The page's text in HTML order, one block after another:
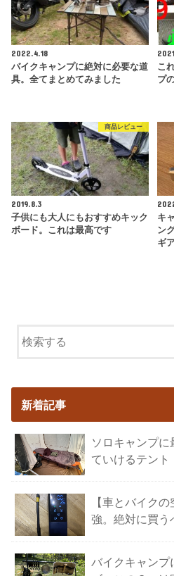
2022.4.18
バイクキャンプに絶対に必要な道
具。全てまとめてみました
こ
プ
商品レビュー
2019.8.3
子供にも大人にもおすすめキック
ボード。これは最高です
キ
ン
ギ
新着記事
ソロキャンプに
ていけるテント
【車とバイク
強。絶対に買う
バイクキャンプ